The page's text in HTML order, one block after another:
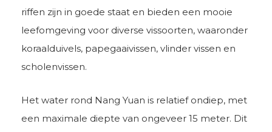
riffen zijn in goede staat en bieden een mooie
leefomgeving voor diverse vissoorten, waaronder
koraalduivels, papegaaivissen, vlinder vissen en
scholenvissen.
Het water rond Nang Yuan is relatief ondiep, met
een maximale diepte van ongeveer 15 meter. Dit